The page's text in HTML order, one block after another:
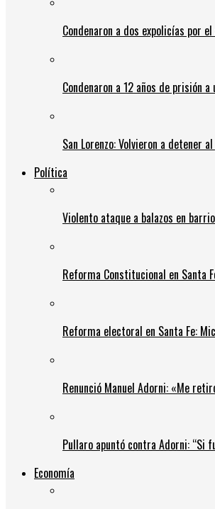
Condenaron a dos expolicías por
Condenaron a 12 años de prisión
San Lorenzo: Volvieron a detener
Política
Violento ataque a balazos en
Reforma Constitucional en Santa
Reforma electoral en Santa Fe:
Renunció Manuel Adorni: «Me
Pullaro apuntó contra Adorni: “Si
Economía